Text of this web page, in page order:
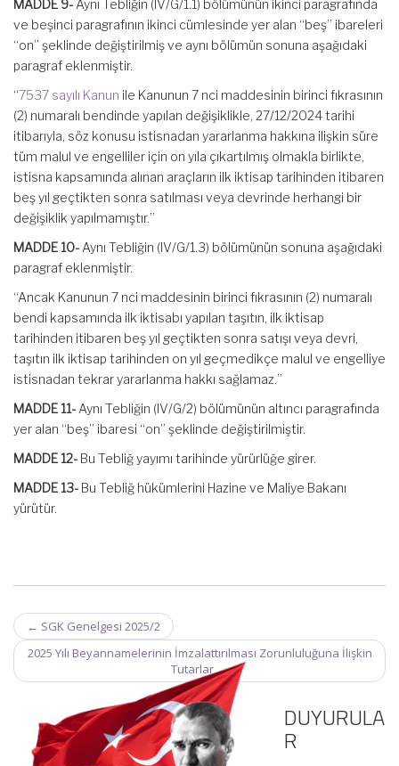
MADDE 9- Aynı Tebliğin (IV/G/1.1) bölümünün ikinci paragrafında
ve beşinci paragrafının ikinci cümlesinde yer alan “beş” ibareleri
“on” şeklinde değiştirilmiş ve aynı bölümün sonuna aşağıdaki
paragraf eklenmiştir.
“7537 sayılı Kanun ile Kanunun 7 nci maddesinin birinci fıkrasının
(2) numaralı bendinde yapılan değişiklikle, 27/12/2024 tarihi
itibarıyla, söz konusu istisnadan yararlanma hakkına ilişkin süre
tüm malul ve engelliler için on yıla çıkartılmış olmakla birlikte,
istisna kapsamında alınan araçların ilk iktisap tarihinden itibaren
beş yıl geçtikten sonra satılması veya devrinde herhangi bir
değişiklik yapılmamıştır.”
MADDE 10- Aynı Tebliğin (IV/G/1.3) bölümünün sonuna aşağıdaki
paragraf eklenmiştir.
“Ancak Kanunun 7 nci maddesinin birinci fıkrasının (2) numaralı
bendi kapsamında ilk iktisabı yapılan taşıtın, ilk iktisap
tarihinden itibaren beş yıl geçtikten sonra satışı veya devri,
taşıtın ilk iktisap tarihinden on yıl geçmedikçe malul ve engelliye
istisnadan tekrar yararlanma hakkı sağlamaz.”
MADDE 11- Aynı Tebliğin (IV/G/2) bölümünün altıncı paragrafında
yer alan “beş” ibaresi “on” şeklinde değiştirilmiştir.
MADDE 12- Bu Tebliğ yayımı tarihinde yürürlüğe girer.
MADDE 13- Bu Tebliğ hükümlerini Hazine ve Maliye Bakanı
yürütür.
Post
navigation
← SGK Genelgesi 2025/2
2025 Yılı Beyannamelerinin İmzalattırılması Zorunluluğuna İlişkin
Tutarlar→
DUYURULA
R